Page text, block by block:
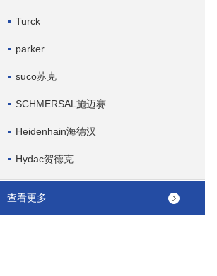
Turck
parker
suco苏克
SCHMERSAL施迈赛
Heidenhain海德汉
Hydac贺德克
查看更多